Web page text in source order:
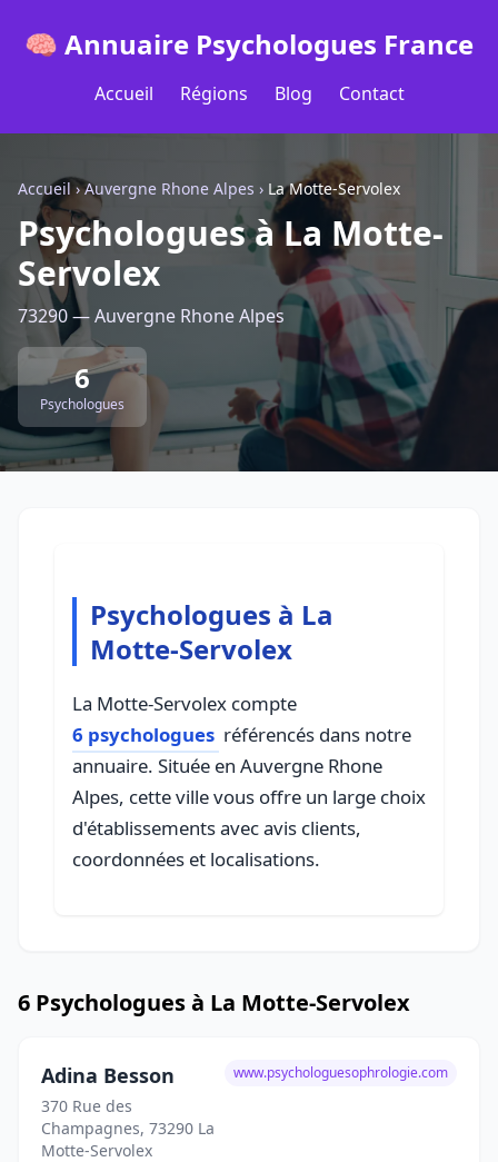
🧠 Annuaire Psychologues France
Accueil Régions Blog Contact
Accueil ›Auvergne Rhone Alpes › La Motte-Servolex
Psychologues à La Motte-
Servolex
73290 — Auvergne Rhone Alpes
6
Psychologues
Psychologues à La
Motte-Servolex
La Motte-Servolex compte
6 psychologues référencés dans notre
annuaire. Située en Auvergne Rhone
Alpes, cette ville vous offre un large choix
d'établissements avec avis clients,
coordonnées et localisations.
6 Psychologues à La Motte-Servolex
Adina Besson
370 Rue des
Champagnes, 73290 La
Motte-Servolex
www.psychologuesophrologie.com